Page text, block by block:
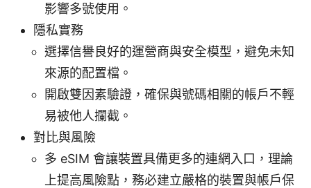
影響多號使用。
隱私實務
選擇信譽良好的運營商與安全模型，避免未知
來源的配置檔。
開啟雙因素驗證，確保與號碼相關的帳戶不輕
易被他人攔截。
對比與風險
多 eSIM 會讓裝置具備更多的連網入口，理論
上提高風險點，務必建立嚴格的裝置與帳戶保